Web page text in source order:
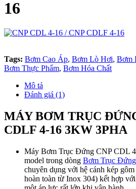
16
Tags: Bơm Cao Áp, Bơm Lò Hơi, Bơm
Bơm Thực Phẩm, Bơm Hóa Chất
Mô tả
Đánh giá (1)
MÁY BƠM TRỤC
CDLF 4-16 3KW 3PHA
Máy Bơm Trục Đứng CNP CDL
model trong dòng Bơm Trục Đứng
chuyên dụng với hệ cánh kép
hoàn toàn từ Inox 304) kết hợp